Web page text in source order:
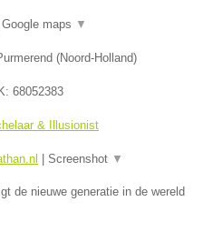
Google maps ▼
(Noord-Holland)
68052383
& Illusionist
Screenshot ▼
de nieuwe generatie in de wereld